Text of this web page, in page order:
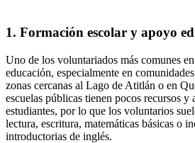
1. Formación escolar y apoyo
Uno de los voluntariados más comunes
educación, especialmente en
zonas cercanas al Lago de Atitlán o en
escuelas públicas tienen pocos recursos y
estudiantes, por lo que los voluntarios
lectura, escritura, matemáticas básicas o
introductorias de inglés.